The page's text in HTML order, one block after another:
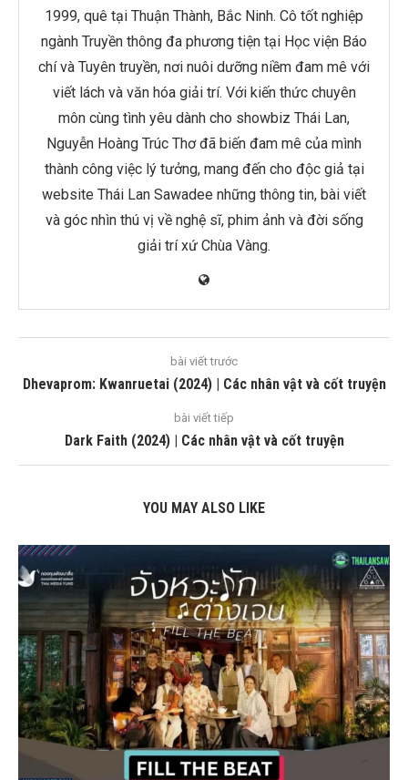
1999, quê tại Thuận Thành, Bắc Ninh. Cô tốt nghiệp
ngành Truyền thông đa phương tiện tại Học viện Báo
chí và Tuyên truyền, nơi nuôi dưỡng niềm đam mê với
viết lách và văn hóa giải trí. Với kiến thức chuyên
môn cùng tình yêu dành cho showbiz Thái Lan,
Nguyễn Hoàng Trúc Thơ đã biến đam mê của mình
thành công việc lý tưởng, mang đến cho độc giả tại
website Thái Lan Sawadee những thông tin, bài viết
và góc nhìn thú vị về nghệ sĩ, phim ảnh và đời sống
giải trí xứ Chùa Vàng.
bài viết trước
Dhevaprom: Kwanruetai (2024) | Các nhân vật và cốt truyện
bài viết tiếp
Dark Faith (2024) | Các nhân vật và cốt truyện
YOU MAY ALSO LIKE